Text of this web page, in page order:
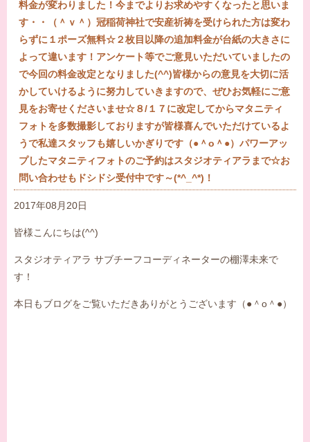
料金が変わりました！今までよりお求めやすくなったと思いま
す・・（＾ｖ＾）冠稲荷神社で安産祈祷を受けられた方は変わ
らずに１ポーズ無料☆２枚目以降の追加料金が台紙の大きさに
よって違います！アンケート等でご意見いただいていましたの
で今回の料金改定となりました(^^)皆様からの意見を大切に活
かしていけるように努力していきますので、ぜひお気軽にご意
見をお寄せくださいませ☆８/１７に改定してからマタニティ
フォトを多数撮影しておりますが皆様喜んでいただけているよ
うで私達スタッフも嬉しいかぎりです（●＾o＾●）パワーアッ
プしたマタニティフォトのご予約はスタジオティアラまで☆お
問い合わせもドシドシ受付中です～(*^_^*)！
2017年08月20日
皆様こんにちは(^^)
スタジオティアラ サブチーフコーディネーターの棚澤未来で
す！
本日もブログをご覧いただきありがとうございます（●＾o＾●）